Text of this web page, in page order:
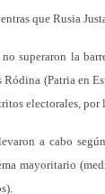
que Rusia
superaron la
Ródina (Patria en
electorales, por
a cabo
mayoritario